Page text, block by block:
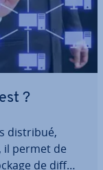
?
distribué,
il permet de
de dif­fé­